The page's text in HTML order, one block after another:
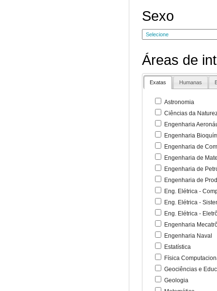
Sexo
Áreas de
Exatas Humanas
Astronomia
Ciências da
Engenharia
Engenharia
Engenharia de
Engenharia de
Engenharia de
Engenharia de
Eng. Elétrica -
Eng. Elétrica -
Eng. Elétrica -
Engenharia
Engenharia Naval
Estatística
Física
Geociências e
Geologia